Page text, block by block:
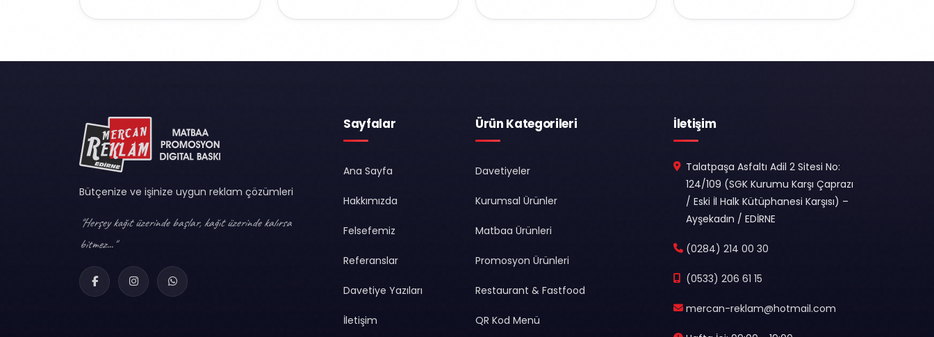
Bütçenize ve işinize uygun reklam çözümleri
"Herşey kağıt üzerinde başlar, kağıt üzerinde kalırsa
bitmez..."
Sayfalar
Ana Sayfa
Hakkımızda
Felsefemiz
Referanslar
Davetiye Yazıları
İletişim
Ürün Kategorileri
Davetiyeler
Kurumsal Ürünler
Matbaa Ürünleri
Promosyon Ürünleri
Restaurant & Fastfood
QR Kod Menü
İletişim
Talatpaşa Asfaltı Adil 2 Sitesi No:
124/109 (SGK Kurumu Karşı Çaprazı
/ Eski İl Halk Kütüphanesi Karşısı) –
Ayşekadın / EDİRNE
(0284) 214 00 30
(0533) 206 61 15
mercan-reklam@hotmail.com